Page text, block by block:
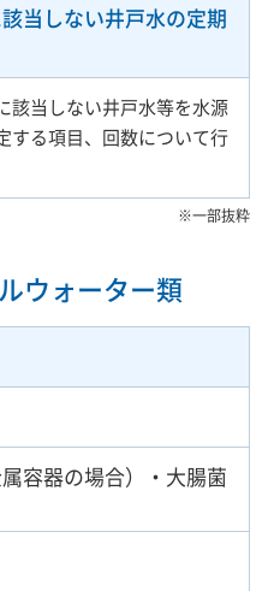
当しない井戸水の定期
当しない井戸水等を水源
する項目、回数について行
一部抜粋
ウォーター類
容器の場合）・大腸菌